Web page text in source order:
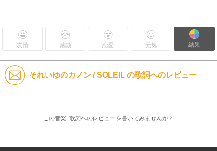
友情 感動 恋愛 元気 結果
それいゆのカノン / SOLEIL の歌詞へのレビュー
この音楽･歌詞へのレビューを書いてみませんか？